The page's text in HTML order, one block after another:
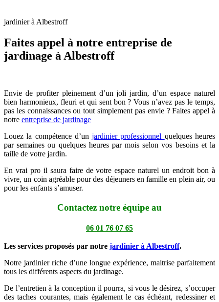
jardinier à Albestroff
Faites appel à notre entreprise de
jardinage à Albestroff
Envie de profiter pleinement d’un joli jardin, d’un espace naturel
bien harmonieux, fleuri et qui sent bon ? Vous n’avez pas le temps,
pas les connaissances ou tout simplement pas envie ? Faites appel à
notre entreprise de jardinage
Louez la compétence d’unjardinier professionnel quelques heures
par semaines ou quelques heures par mois selon vos besoins et la
taille de votre jardin.
En vrai pro il saura faire de votre espace naturel un endroit bon à
vivre, un coin agréable pour des déjeuners en famille en plein air, ou
pour les enfants s’amuser.
Contactez notre équipe au
06 01 76 07 65
Les services proposés par notre jardinier à Albestroff.
Notre jardinier riche d’une longue expérience, maitrise parfaitement
tous les différents aspects du jardinage.
De l’entretien à la conception il pourra, si vous le désirez, s’occuper
des taches courantes, mais également le cas échéant, redessiner et